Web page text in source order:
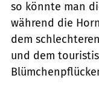
so könnte man
während die
dem
und dem